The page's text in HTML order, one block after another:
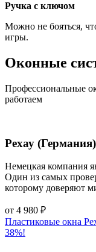
Ручка с ключом
Можно не бояться,
игры.
Оконные
Профессиональные
работаем
Рехау (Германия)
Немецкая компания
Один из самых
которому доверяют
от 4 980 ₽
Пластиковые окна
38%!